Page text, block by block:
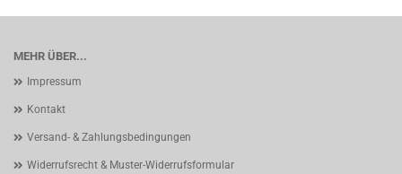
MEHR ÜBER...
Impressum
Kontakt
Versand- & Zahlungsbedingungen
Widerrufsrecht & Muster-Widerrufsformular